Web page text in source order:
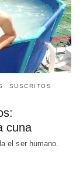
SUSCRITOS
cuna
el ser humano.